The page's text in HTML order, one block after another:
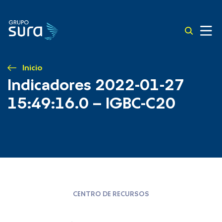
Inicio
Indicadores 2022-01-27
15:49:16.0 – IGBC-C20
CENTRO DE RECURSOS